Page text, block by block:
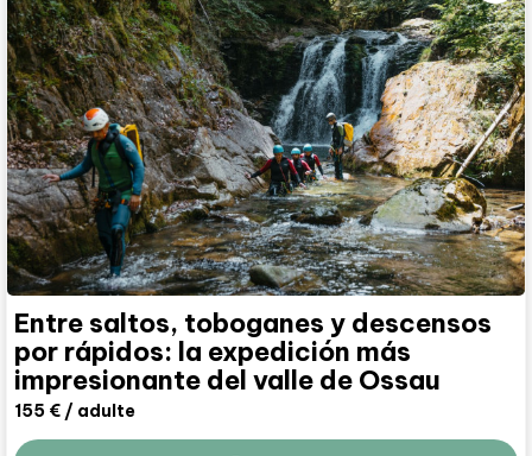
Entre saltos, toboganes y descensos
por rápidos: la expedición más
impresionante del valle de Ossau
155 € / adulte